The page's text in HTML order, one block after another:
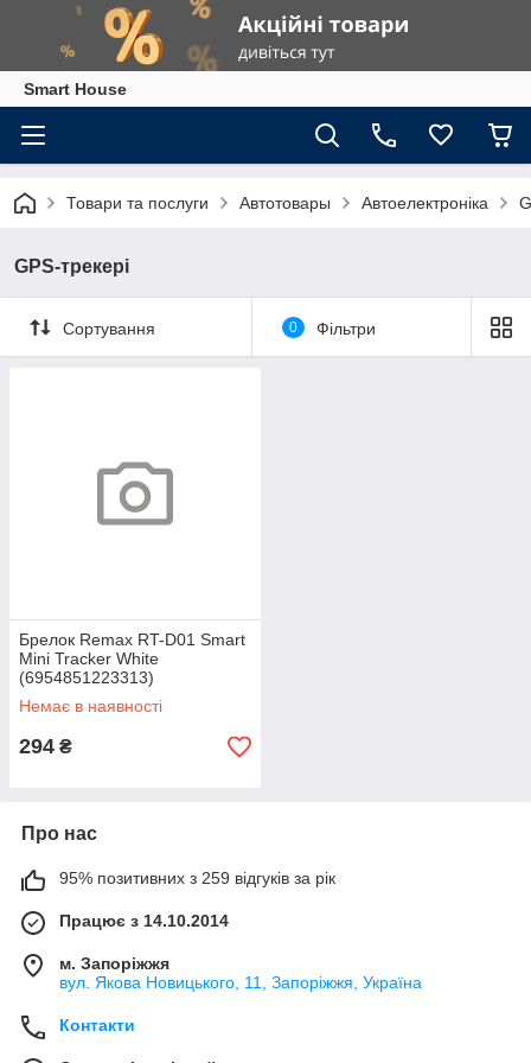
Smart House
Товари та послуги Автотовары Автоелектроніка
GPS-трекері
Сортування 0 Фільтри
Брелок Remax RT-D01 Smart
Mini Tracker White
(6954851223313)
Немає в наявності
294 ₴
Про нас
95% позитивних з 259 відгуків за рік
Працює з 14.10.2014
м. Запоріжжя
вул. Якова Новицького, 11, Запоріжжя, Україна
Контакти